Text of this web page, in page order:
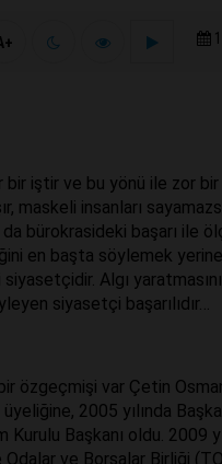
iştir ve bu yönü ile zor bir
maskeli insanları
bürokrasideki başarı ile
en başta söylemek
Algı
siyasetçi başarılıdır…
özgeçmişi var Çetin
2005 yılında
Kurulu Başkanı oldu. 2009
ve Borsalar Birliği